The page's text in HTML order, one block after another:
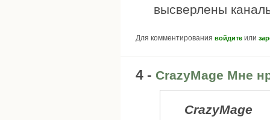
высверлены
Для комментирования войдите или
4 - CrazyMage Мне
CrazyMage